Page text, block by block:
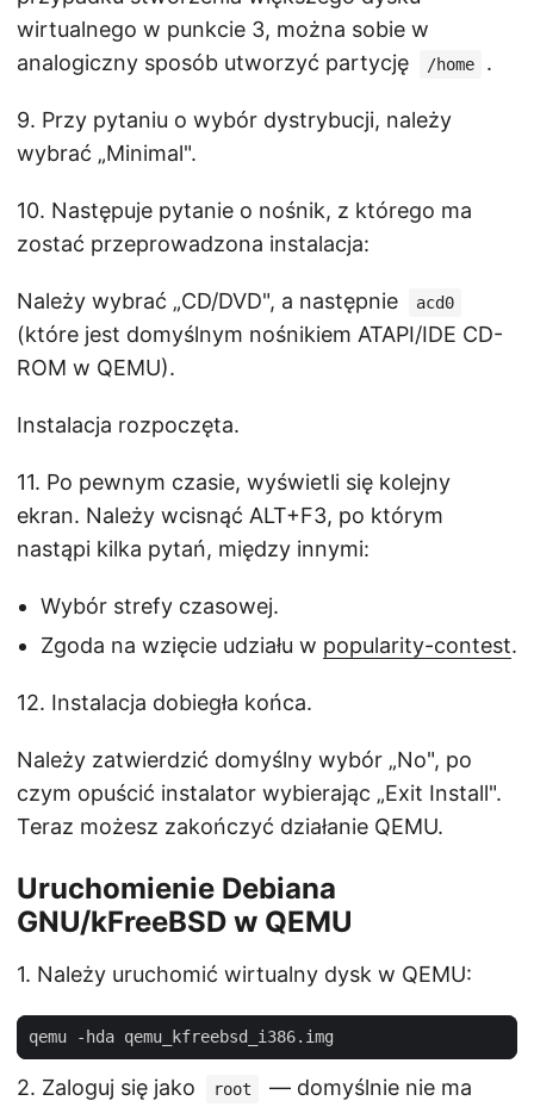
wirtualnego w punkcie 3, można sobie w
analogiczny sposób utworzyć partycję
/home .
9. Przy pytaniu o wybór dystrybucji, należy
wybrać „Minimal".
10. Następuje pytanie o nośnik, z którego ma
zostać przeprowadzona instalacja:
Należy wybrać „CD/DVD", a następnie acd0
(które jest domyślnym nośnikiem ATAPI/IDE CD-
ROM w QEMU).
Instalacja rozpoczęta.
11. Po pewnym czasie, wyświetli się kolejny
ekran. Należy wcisnąć ALT+F3, po którym
nastąpi kilka pytań, między innymi:
Wybór strefy czasowej.
Zgoda na wzięcie udziału w popularity-contest.
12. Instalacja dobiegła końca.
Należy zatwierdzić domyślny wybór „No", po
czym opuścić instalator wybierając „Exit Install".
Teraz możesz zakończyć działanie QEMU.
Uruchomienie Debiana
GNU/kFreeBSD w QEMU
1. Należy uruchomić wirtualny dysk w QEMU:
2. Zaloguj się jako root
— domyślnie nie ma